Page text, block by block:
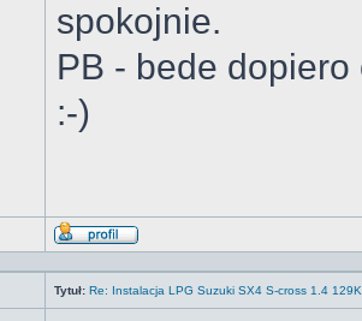
spokojnie.
PB - bede dopiero
:-)
Wyświetl
Tytuł: Re: Instalacja LPG Suzuki SX4 S-cross 1.4